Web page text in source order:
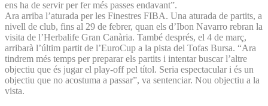
ens ha de servir per fer més passes endavant”.
Ara arriba l’aturada per les Finestres FIBA. Una aturada de partits, a
nivell de club, fins al 29 de febrer, quan els d’Ibon Navarro rebran la
visita de l’Herbalife Gran Canària. També després, el 4 de març,
arribarà l’últim partit de l’EuroCup a la pista del Tofas Bursa. “Ara
tindrem més temps per preparar els partits i intentar buscar l’altre
objectiu que és jugar el play-off pel títol. Seria espectacular i és un
objectiu que no acostuma a passar”, va sentenciar. Nou objectiu a la
vista.